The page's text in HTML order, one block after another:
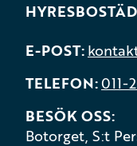
E-POST
TELEFON 011-
BESÖK OSS
Botorget, S:t